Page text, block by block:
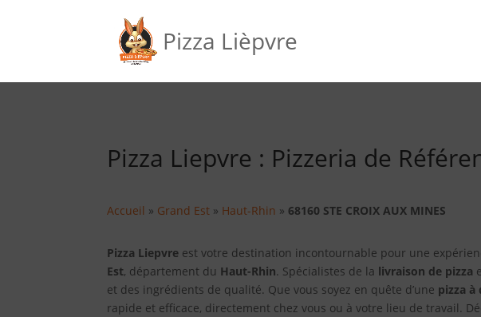
Pizza Lièpvre
Pizza Liepvre : Pizzeria de
Accueil » Grand Est » Haut-Rhin » 68160 STE CROIX AUX MINES
Pizza Liepvre est votre destination incontournable pour une
Est, département du Haut-Rhin. Spécialistes de la livraison de pizza
et des ingrédients de qualité. Que vous soyez en quête d’une pizza à
rapide et efficace, directement chez vous ou à votre lieu de travail.